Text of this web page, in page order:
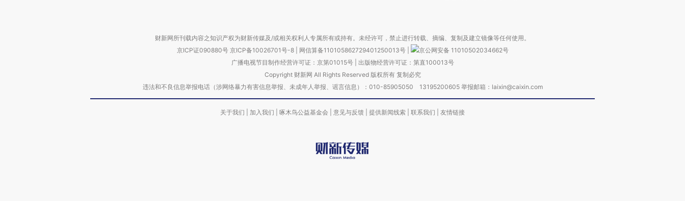
财新网所刊载内容之知识产权为财新传媒及/或相关权利人专属所有或持有。未经许可，禁止进行转载、摘编、复制及建立镜像等任何使用。
京ICP证090880号 京ICP备10026701号-8 网信算备110105862729401250013号
京公网安备 11010502034662号
广播电视节目制作经营许可证：京第01015号| 出版物经营许可证：第直100013号
Copyright 财新网 All Rights Reserved 版权所有 复制必究
违法和不良信息举报电话（涉网络暴力有害信息举报、未成年人举报、谣言信息）：010-85905050 13195200605 举报邮箱：laixin@caixin.com
关于我们 加入我们 啄木鸟公益基金会 意见与反馈 提供新闻线索 联系我们 友情链接